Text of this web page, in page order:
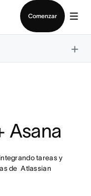
Comenzar
×
Asana
tareas y
de  Atlassian